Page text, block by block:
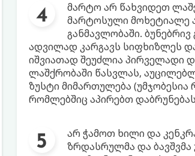
მარტო არ წახვიდეთ
მარტოსული მოხეტიალე
განმავლობაში.
ადვილად კარგავს სიფხიზლეს
იშვიათად შეუძლია პირველადი
ლაშქრობაში წასვლას,
ზუსტი მიმართულება
რომლებშიც აპირებთ
არ ჭამოთ ხილი და
ზრდასრულმა და